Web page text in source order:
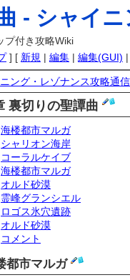
- シャイ
プ付き攻略Wiki
] [ 新規 | 編集 | 編集(GUI) |
ング・レゾナンス攻略通
裏切りの聖譚曲
海楼都市マルガ
シャリオン海岸
コーラルケイブ
海楼都市マルガ
オルド砂漠
霊峰グランシエル
ロゴス氷穴遺跡
オルド砂漠
コメント
都市マルガ